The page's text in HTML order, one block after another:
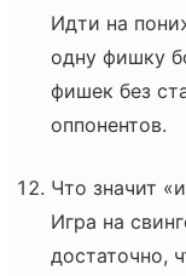
Идти на
одну фишку
фишек без
оппонентов.
Что значит
Игра на
достаточно,